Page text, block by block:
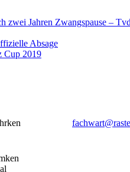
zwei Jahren Zwangspause –
Absage
Cup 2019